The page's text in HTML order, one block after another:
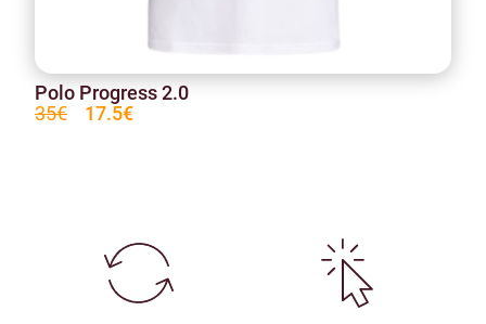
Polo Progress 2.0
35€ 17.5€